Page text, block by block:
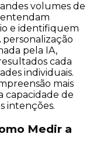
volumes de
e identifiquem
pela IA,
cada
individuais.
mais
capacidade de
intenções.
Medir a